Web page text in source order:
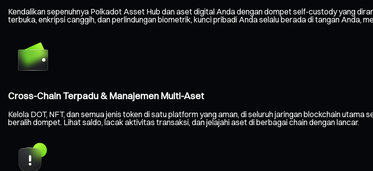
Kendalikan sepenuhnya Polkadot Asset Hub dan aset digital Anda dengan dompet self-custody yang
terbuka, enkripsi canggih, dan perlindungan biometrik, kunci pribadi Anda selalu berada di tangan Anda,
Cross-Chain Terpadu & Manajemen Multi-Aset
Kelola DOT, NFT, dan semua jenis token di satu platform yang aman, di seluruh jaringan blockchain
beralih dompet. Lihat saldo, lacak aktivitas transaksi, dan jelajahi aset di berbagai chain dengan lancar.